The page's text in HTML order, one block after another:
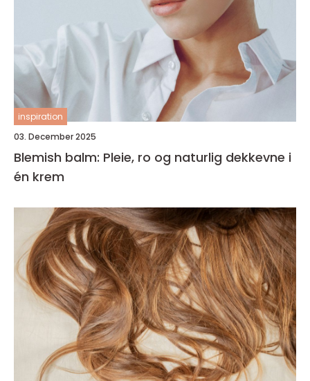
inspiration
03. December 2025
Blemish balm: Pleie, ro og naturlig dekkevne i
én krem